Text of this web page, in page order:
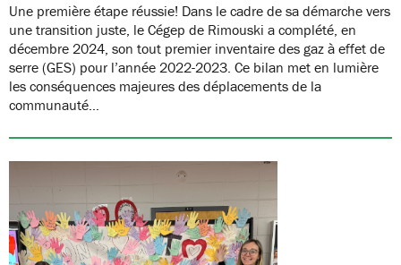
Une première étape réussie! Dans le cadre de sa démarche vers
une transition juste, le Cégep de Rimouski a complété, en
décembre 2024, son tout premier inventaire des gaz à effet de
serre (GES) pour l’année 2022-2023. Ce bilan met en lumière
les conséquences majeures des déplacements de la
communauté…